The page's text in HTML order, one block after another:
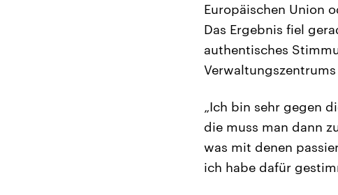
Europäischen Union
Das Ergebnis fiel
authentisches
„Ich bin sehr gegen
die muss man dann
was mit denen
ich habe dafür